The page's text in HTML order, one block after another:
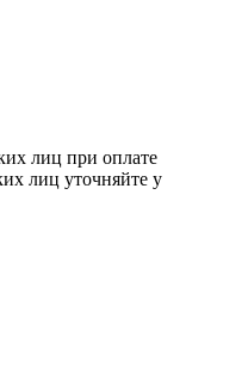
лиц при оплате
лиц уточняйте у